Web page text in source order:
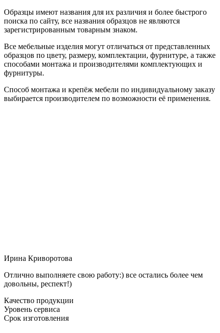
Образцы имеют названия для их различия и более быстрого
поиска по сайту, все названия образцов не являются
зарегистрированным товарным знаком.
Все мебельные изделия могут отличаться от представленных
образцов по цвету, размеру, комплектации, фурнитуре, а также
способами монтажа и производителями комплектующих и
фурнитуры.
Способ монтажа и крепёж мебели по индивидуальному заказу
выбирается производителем по возможности её применения.
Ирина Криворотова
Отлично выполняете свою работу:) все остались более чем
довольны, респект!)
Качество продукции
Уровень сервиса
Срок изготовления